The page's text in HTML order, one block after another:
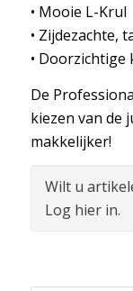
• Mooie L-Krul
• Zijdezachte,
•
De
kiezen van de
makkelijker!
Wilt u
Log hier in.